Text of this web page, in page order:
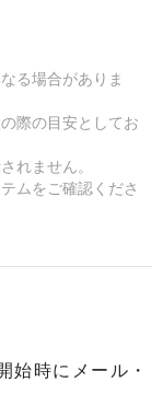
る場合がありま
際の目安としてお
れません。
ムをご確認くださ
始時にメール・